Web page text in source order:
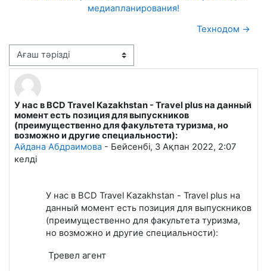
медиапланирования!
Технодом →
Display mode
У нас в BCD Travel Kazakhstan - Travel plus на данный
момент есть позиция для выпускников
(преимущественно для факультета туризма, но
возможно и другие специальности):
Айдана Абдраимова - Бейсенбі, 3 Ақпан 2022, 2:07
келді
Number of replies: 0
У нас в BCD Travel Kazakhstan - Travel plus на
данный момент есть позиция для выпускников
(преимущественно для факультета туризма,
но возможно и другие специальности):
Тревел агент